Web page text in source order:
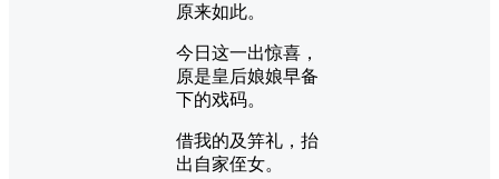
原来如此。
今日这一出惊喜，
原是皇后娘娘早备
下的戏码。
借我的及笄礼，抬
出自家侄女。